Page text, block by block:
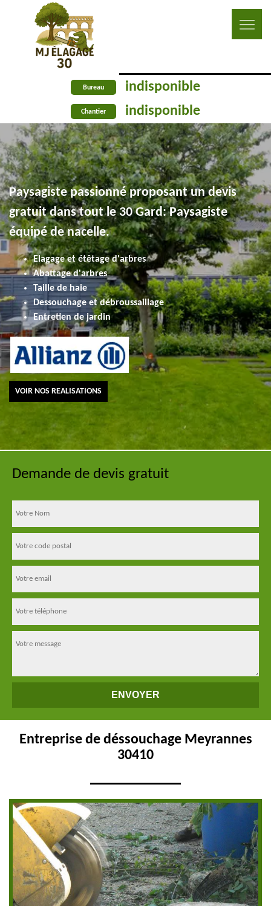
Bureau indisponible
Chantier indisponible
Paysagiste passionné proposant un devis
gratuit dans tout le 30 Gard: Paysagiste
équipé de nacelle.
Elagage et étêtage d'arbres
Abattage d'arbres
Taille de haie
Dessouchage et débroussaillage
Entretien de jardin
VOIR NOS REALISATIONS
Demande de devis gratuit
Entreprise de déssouchage Meyrannes
30410